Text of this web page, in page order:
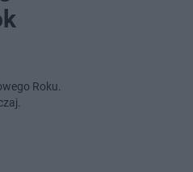
Roku.